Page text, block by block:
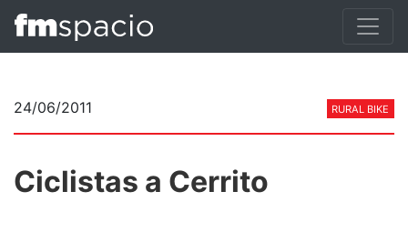
24/06/2011 RURAL BIKE
Ciclistas a Cerrito